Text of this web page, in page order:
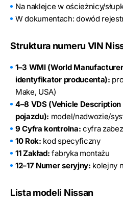
Na naklejce w ościeżnicy/
W dokumentach: dowód
Struktura numeru VIN
1–3 WMI (World
identyfikator producenta):
Make, USA)
4–8 VDS (Vehicle
pojazdu): model/nadwozie/
9 Cyfra kontrolna: cyfra
10 Rok: kod specyficzny
11 Zakład: fabryka montażu
12–17 Numer seryjny: kolejny
Lista modeli Nissan